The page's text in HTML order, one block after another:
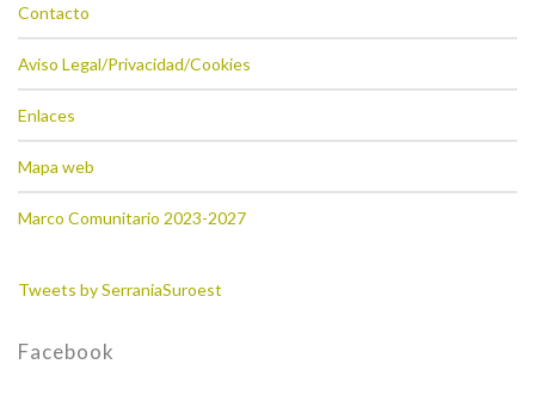
Contacto
Aviso Legal/Privacidad/Cookies
Enlaces
Mapa web
Marco Comunitario 2023-2027
Tweets by SerraniaSuroest
Facebook